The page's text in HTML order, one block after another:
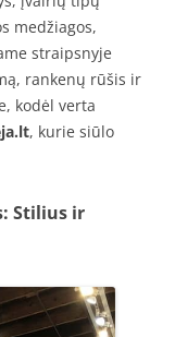
medžiagos,
straipsnyje
rankenų rūšis ir
kodėl verta
, kurie siūlo
Stilius ir